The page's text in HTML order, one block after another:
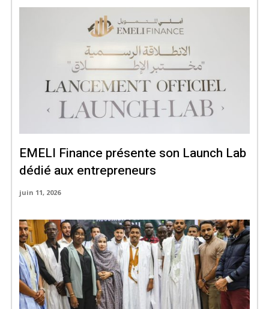
EMELI Finance présente son Launch Lab
dédié aux entrepreneurs
juin 11, 2026